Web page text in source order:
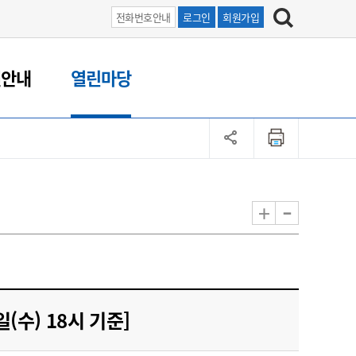
전화번호안내 로그인 회원가입
내 열린마당
+ -
(수) 18시 기준]